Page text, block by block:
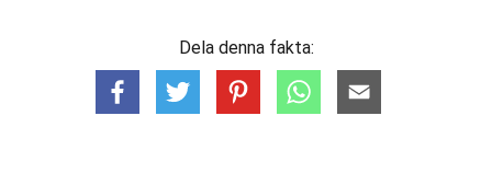
Dela denna fakta: